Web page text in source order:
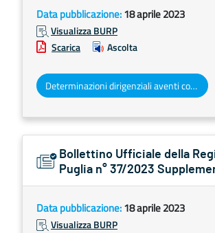
Data pubblicazione:18 aprile 2023
Visualizza BURP
Scarica
Ascolta
Determinazioni dirigenziali aventi contenuto di interesse generale
Bollettino Ufficiale della
Puglia n° 37/2023
Data pubblicazione:18 aprile 2023
Visualizza BURP